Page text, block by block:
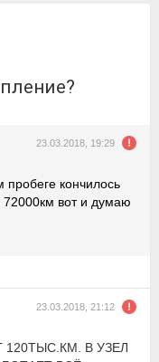
23.03.2018, 19:29
пробеге кончилось
вот и думаю
23.03.2018, 21:12
В УЗЕЛ